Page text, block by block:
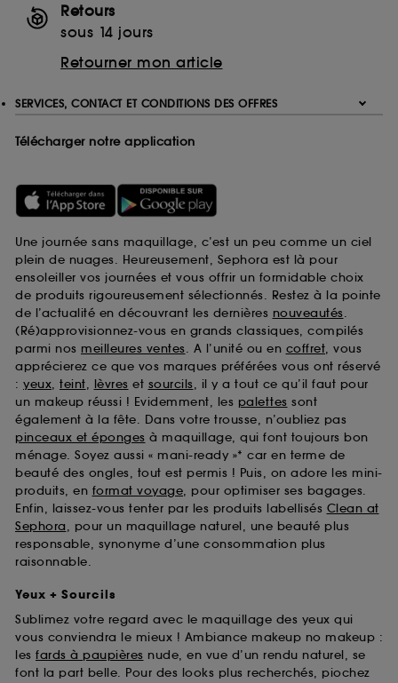
Retours
sous 14 jours
Retourner mon article
SERVICES, CONTACT ET CONDITIONS DES OFFRES
Télécharger notre application
Une journée sans maquillage, c’est un peu comme un ciel
plein de nuages. Heureusement, Sephora est là pour
ensoleiller vos journées et vous offrir un formidable choix
de produits rigoureusement sélectionnés. Restez à la pointe
de l’actualité en découvrant les dernières nouveautés.
(Ré)approvisionnez-vous en grands classiques, compilés
parmi nos meilleures ventes. A l’unité ou en coffret, vous
apprécierez ce que vos marques préférées vous ont réservé
: yeux, teint, lèvres et sourcils, il y a tout ce qu’il faut pour
un makeup réussi ! Evidemment, les palettes sont
également à la fête. Dans votre trousse, n’oubliez pas
pinceaux et éponges à maquillage, qui font toujours bon
ménage. Soyez aussi « mani-ready »* car en terme de
beauté des ongles, tout est permis ! Puis, on adore les mini-
produits, en format voyage, pour optimiser ses bagages.
Enfin, laissez-vous tenter par les produits labellisés Clean at
Sephora, pour un maquillage naturel, une beauté plus
responsable, synonyme d’une consommation plus
raisonnable.
Yeux + Sourcils
Sublimez votre regard avec le maquillage des yeux qui
vous conviendra le mieux ! Ambiance makeup no makeup :
les fards à paupières nude, en vue d’un rendu naturel, se
font la part belle. Pour des looks plus recherchés, piochez